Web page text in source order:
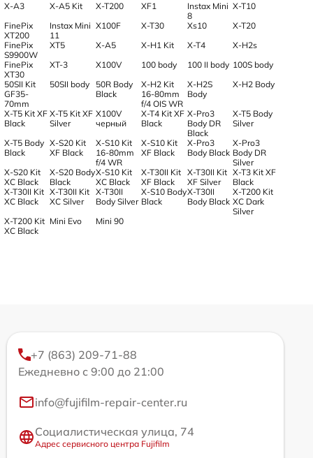
X-A3 X-A5 Kit X-T200 XF1
Instax Mini
8
X-T10
FinePix
XT200
Instax Mini
11
X100F X-T30 Xs10
X-T20
FinePix
S9900W
XT5 X-A5 X-H1 Kit X-T4
X-H2s
FinePix
XT30
XT-3 X100V 100 body 100 II body 100S body
50SII Kit
GF35-
70mm
50SII body
50R Body
Black
X-H2 Kit
16-80mm
f/4 OIS WR
X-H2S
Body
X-H2 Body
X-T5 Kit XF
Black
X-T5 Kit XF
Silver
X100V
черный
X-T4 Kit XF
Black
X-Pro3
Body DR
Black
X-T5 Body
Silver
X-T5 Body
Black
X-S20 Kit
XF Black
X-S10 Kit
16-80mm
f/4 WR
X-S10 Kit
XF Black
X-Pro3
Body Black
X-Pro3
Body DR
Silver
X-S20 Kit
XC Black
X-S20 Body
Black
X-S10 Kit
XC Black
X-T30II Kit
XF Black
X-T30II Kit
XF Silver
X-T3 Kit XF
Black
X-T30II Kit
XC Black
X-T30II Kit
XC Silver
X-T30II
Body Silver
X-S10 Body
Black
X-T30II
Body Black
X-T200 Kit
XC Dark
Silver
X-T200 Kit
XC Black
Mini Evo Mini 90
+7 (863) 209-71-88
Ежедневно с 9:00 до 21:00
info@fujifilm-repair-center.ru
Социалистическая улица, 74
Адрес сервисного центра Fujifilm